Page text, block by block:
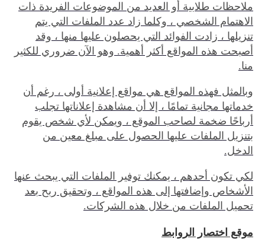
ملاحظات طلابية أو العديد من الموضوعات الفريدة ذات
الاهتمام الشخصي ، وكلما زاد عدد الملفات التي يتم
تنزيلها ، زادت الفوائد التي يحصلون عليها منها ، وقد
أصبحت هذه المواقع أكثر أهمية. وهو الآن ضروري للكثير
منا.
وبالمثل فهذه المواقع هي مواقع إعلانية أولى ، رغم أن
خدماتها مجانية تمامًا ، إلا أن مشاهدة إعلاناتها تجلب
أرباحًا ضخمة لصاحب الموقع ، ويمكن لأي شخص يقوم
بتنزيل الملفات عليها الحصول على مبلغ معين من
الدخل.
لكي تكون أحدهم ، يمكنك توفير الملفات التي يبحث عنها
الأشخاص وإضافتها إلى هذه المواقع ، وتحقيق ربح بعد
تحميل الملفات من خلال هذه الشركات.
موقع اختصار الروابط